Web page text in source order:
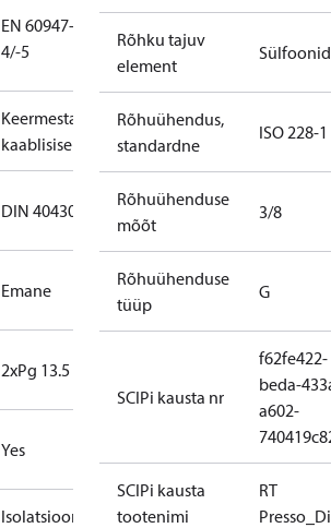
EN 60947-
4/-5
Keermestatud
kaablisisend
DIN 40430
Emane
2xPg 13.5
Yes
Isolatsioon: 400
Rõhku tajuv
element
Sülfoonid
Rõhuühendus,
standardne
ISO 228-1
Rõhuühenduse
mõõt
3/8
Rõhuühenduse
tüüp
G
SCIPi kausta nr
f62fe422-
beda-
a602-
SCIPi kausta
tootenimi
RT